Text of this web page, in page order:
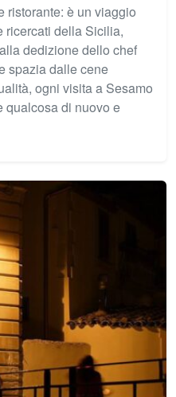
ristorante: è un viaggio
ricercati della Sicilia,
dedizione dello chef
spazia dalle cene
ogni visita a Sesamo
qualcosa di nuovo e